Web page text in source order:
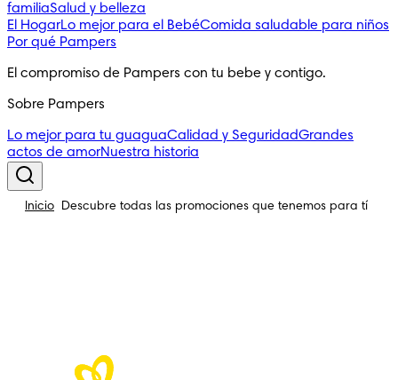
familiaSalud y belleza
El HogarLo mejor para el BebéComida saludable para niños
Por qué Pampers
El compromiso de Pampers con tu bebe y contigo.
Sobre Pampers
Lo mejor para tu guaguaCalidad y SeguridadGrandes
actos de amorNuestra historia
Inicio Descubre todas las promociones que tenemos para tí